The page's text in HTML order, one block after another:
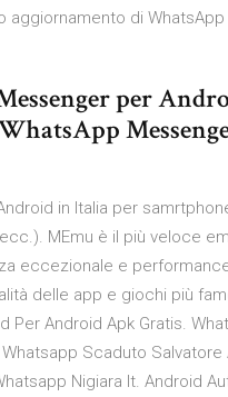
aggiornamento di
per
in Italia per
ecc.). MEmu è il più veloce
eccezionale e
delle app e giochi più
Per Android Apk Gratis.
Scaduto
Nigiara It. Android